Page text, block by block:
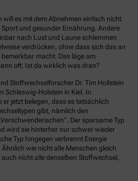
will es mit dem Abnehmen einfach nicht
und gesunder Ernährung. Andere
nach Lust und Laune schlemmen
verdrücken, ohne dass sich das an
macht. Das läge am
oft. Ist da wirklich was dran?
Stoffwechselforscher Dr. Tim Hollstein
Schleswig-Holstein in Kiel. In
er jetzt belegen, dass es tatsächlich
gibt, nämlich den
Der sparsame Typ
wird sie hinterher nur schwer wieder
Typ hingegen verbrennt Energie
wie nicht alle Menschen gleich
nicht alle denselben Stoffwechsel,